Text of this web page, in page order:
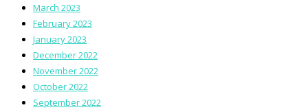
March 2023
February 2023
January 2023
December 2022
November 2022
October 2022
September 2022